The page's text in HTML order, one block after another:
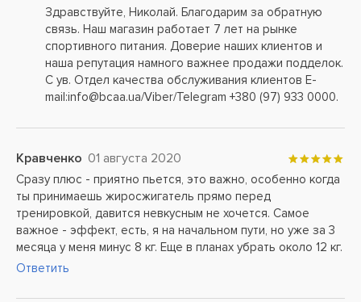
Здравствуйте, Николай. Благодарим за обратную
связь. Наш магазин работает 7 лет на рынке
спортивного питания. Доверие наших клиентов и
наша репутация намного важнее продажи подделок.
С ув. Отдел качества обслуживания клиентов E-
mail:info@bcaa.ua/Viber/Telegram +380 (97) 933 0000.
Кравченко 01 августа 2020
Сразу плюс - приятно пьется, это важно, особенно когда
ты принимаешь жиросжигатель прямо перед
тренировкой, давится невкусным не хочется. Самое
важное - эффект, есть, я на начальном пути, но уже за 3
месяца у меня минус 8 кг. Еще в планах убрать около 12 кг.
Ответить